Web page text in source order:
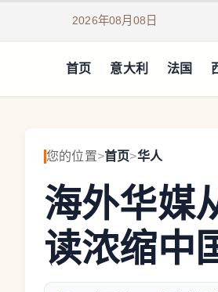
2026年08月08日
首页 意大利 法国
您的位置>首页>华人
海外华媒
读浓缩中